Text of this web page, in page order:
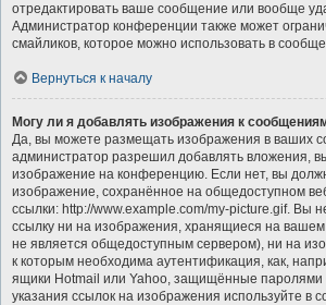
отредактировать ваше сообщение или вообще
Администратор конференции также может
смайликов, которое можно использовать в
Вернуться к началу
Могу ли я добавлять изображения к
Да, вы можете размещать изображения в ваших
администратор разрешил добавлять вложения,
изображение на конференцию. Если нет, вы
изображение, сохранённое на общедоступном
ссылки: http://www.example.com/my-picture.gif. Вы
ссылку ни на изображения, хранящиеся на
не является общедоступным сервером), ни на
к которым необходима аутентификация, как,
ящики Hotmail или Yahoo, защищённые паролями
указания ссылок на изображения используйте в